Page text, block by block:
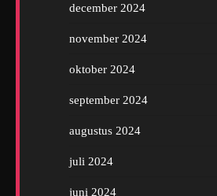
december 2024
november 2024
oktober 2024
september 2024
augustus 2024
juli 2024
juni 2024